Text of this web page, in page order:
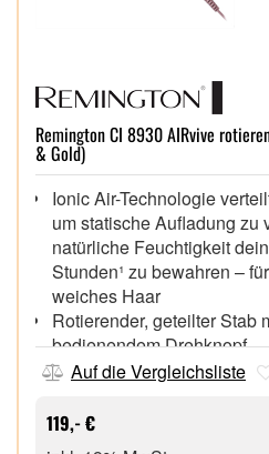
Remington CI 8930 AIRvive
& Gold)
Ionic Air-Technologie
um statische Aufladung zu
natürliche Feuchtigkeit
Stunden¹ zu bewahren –
weiches Haar
Rotierender, geteilter Stab
bedienendem Drehknopf,
Wärmeaktivierte
Haar abgegeben und
Schutz vor Frizz¹
Auf die Vergleichsliste
119,- €